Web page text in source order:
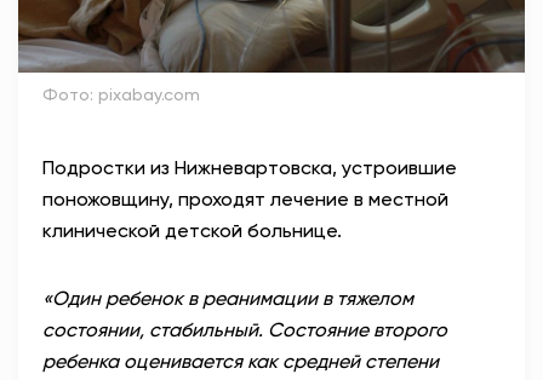
ОФИЦИАЛЬНО
Вход / Регистрация
Фото: pixabay.com
Подростки из Нижневартовска, устроившие
поножовщину, проходят лечение в местной
клинической детской больнице.
«Один ребенок в реанимации в тяжелом
состоянии, стабильный. Состояние второго
ребенка оценивается как средней степени